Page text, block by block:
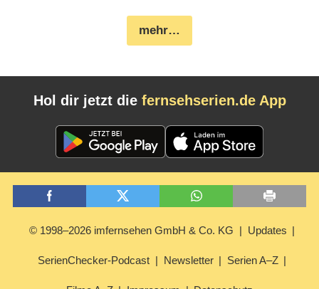
mehr…
Hol dir jetzt die fernsehserien.de App
© 1998–2026 imfernsehen GmbH & Co. KG Updates
SerienChecker-Podcast Newsletter Serien A–Z